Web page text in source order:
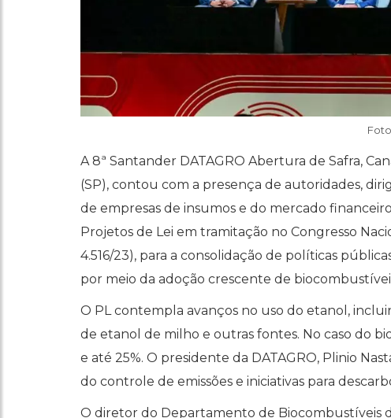
A 8ª Santander DATAGRO Abertura de Safra,
(SP), contou com a presença de autoridades,
de empresas de insumos e do mercado
Projetos de Lei em tramitação no Congresso
4.516/23), para a consolidação de políticas
por meio da adoção crescente de
O PL contempla avanços no uso do etanol,
de etanol de milho e outras fontes. No caso do
e até 25%. O presidente da DATAGRO, Plinio
do controle de emissões e iniciativas para
O diretor do Departamento de Biocombustíveis